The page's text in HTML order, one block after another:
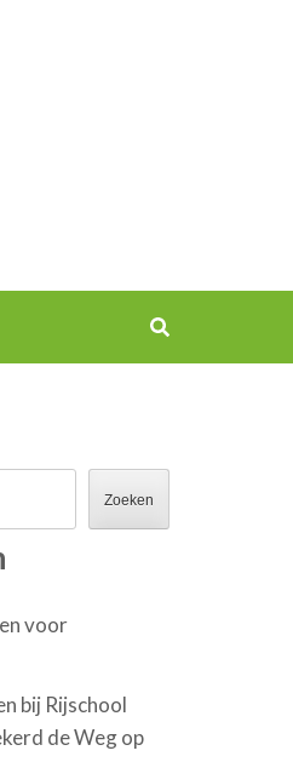
Zoeken
voor
bij Rijschool
de Weg op